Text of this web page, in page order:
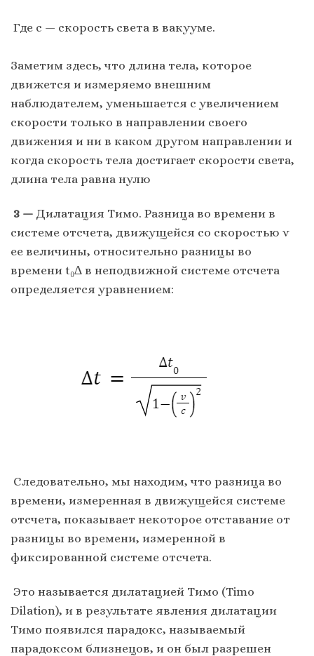
Где с — скорость света в вакууме.
Заметим здесь, что длина тела, которое
движется и измеряемо внешним
наблюдателем, уменьшается с увеличением
скорости только в направлении своего
движения и ни в каком другом направлении и
когда скорость тела достигает скорости света,
длина тела равна нулю
3 — Дилатация Тимо. Разница во времени в
системе отсчета, движущейся со скоростью v
ее величины, относительно разницы во
времени t₀∆ в неподвижной системе отсчета
определяется уравнением:
Следовательно, мы находим, что разница во
времени, измеренная в движущейся системе
отсчета, показывает некоторое отставание от
разницы во времени, измеренной в
фиксированной системе отсчета.
Это называется дилатацией Тимо (Timo
Dilation), и в результате явления дилатации
Тимо появился парадокс, называемый
парадоксом близнецов, и он был разрешен